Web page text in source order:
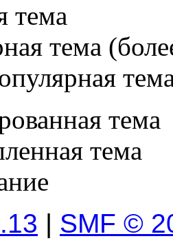
тема
тема
тема
тема
| SMF ©